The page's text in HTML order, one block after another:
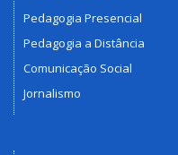
Pedagogia Presencial
Pedagogia a Distância
Comunicação Social
Jornalismo